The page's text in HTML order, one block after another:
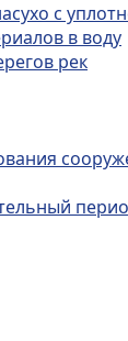
с
в воду
рек